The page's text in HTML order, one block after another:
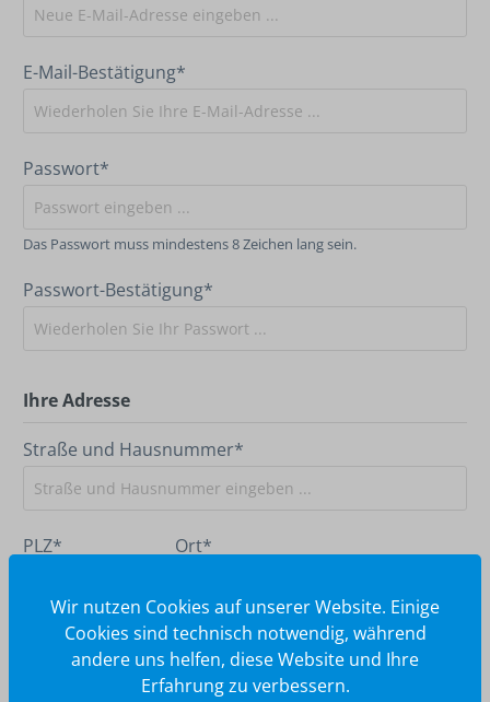
E-Mail-Bestätigung*
Passwort*
Das Passwort muss mindestens 8 Zeichen lang sein.
Passwort-Bestätigung*
Ihre Adresse
Straße und Hausnummer*
PLZ* Ort*
Land*
Wir nutzen Cookies auf unserer Website. Einige
Cookies sind technisch notwendig, während
andere uns helfen, diese Website und Ihre
Erfahrung zu verbessern.